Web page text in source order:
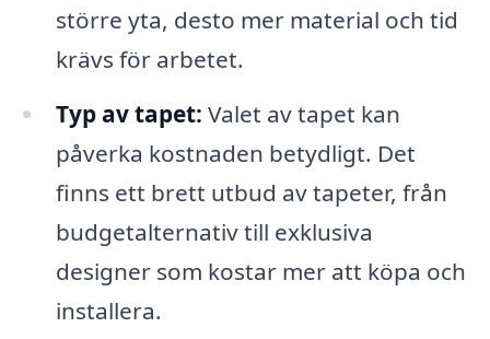
större yta, desto mer material och tid
krävs för arbetet.
Typ av tapet: Valet av tapet kan
påverka kostnaden betydligt. Det
finns ett brett utbud av tapeter, från
budgetalternativ till exklusiva
designer som kostar mer att köpa och
installera.